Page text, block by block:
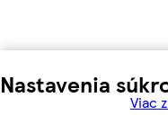
Nastavenia
Viac